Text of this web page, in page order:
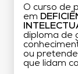
O curso de
em
diploma de
ou
que lidam